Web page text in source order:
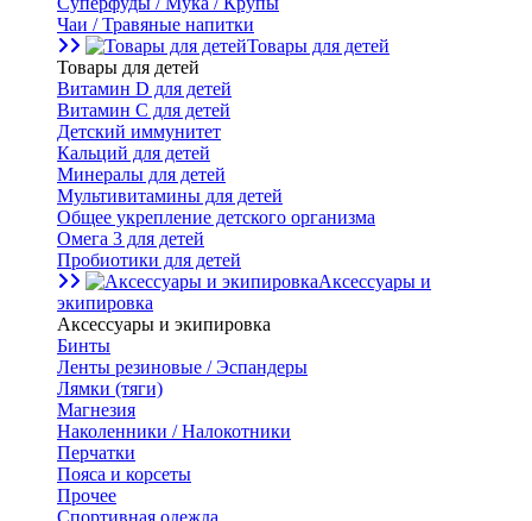
Чаи / Травяные напитки
Товары для детей
Товары для детей
Витамин D для детей
Витамин С для детей
Детский иммунитет
Кальций для детей
Минералы для детей
Мультивитамины для детей
Общее укрепление детского организма
Омега 3 для детей
Пробиотики для детей
Аксессуары и
экипировка
Аксессуары и экипировка
Бинты
Ленты резиновые / Эспандеры
Лямки (тяги)
Магнезия
Наколенники / Налокотники
Перчатки
Пояса и корсеты
Прочее
Спортивная одежда